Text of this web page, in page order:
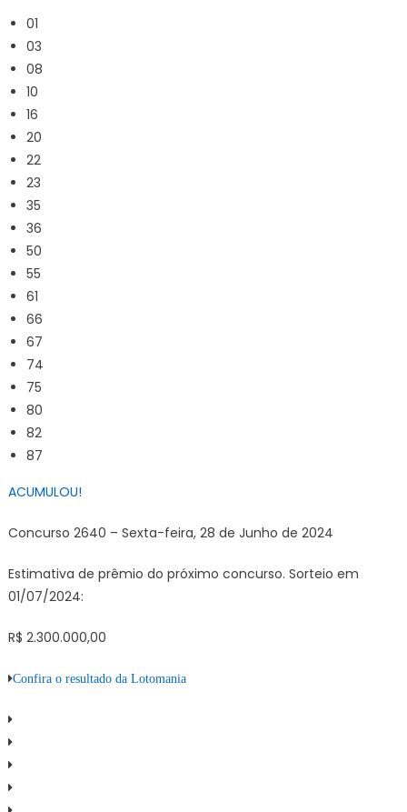
01
03
08
10
16
20
22
23
35
36
50
55
61
66
67
74
75
80
82
87
ACUMULOU!
Concurso 2640 – Sexta-feira, 28 de Junho de 2024
Estimativa de prêmio do próximo concurso. Sorteio em
01/07/2024:
R$ 2.300.000,00
Confira o resultado da Lotomania